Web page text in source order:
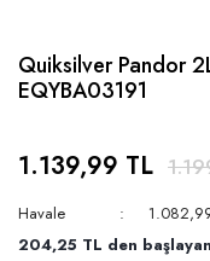
Quiksilver Pandor
EQYBA03191
1.139,99 TL
Havale
204,25 TL den